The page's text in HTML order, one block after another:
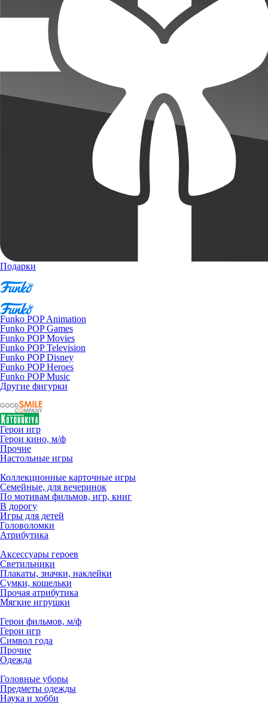
Подарки
Funko POP Animation
Funko POP Games
Funko POP Movies
Funko POP Television
Funko POP Disney
Funko POP Heroes
Funko POP Music
Другие фигурки
Герои игр
Герои кино, м/ф
Прочие
Настольные игры
Коллекционные карточные игры
Семейные, для вечеринок
По мотивам фильмов, игр, книг
В дорогу
Игры для детей
Головоломки
Атрибутика
Аксессуары героев
Светильники
Плакаты, значки, наклейки
Сумки, кошельки
Прочая атрибутика
Мягкие игрушки
Герои фильмов, м/ф
Герои игр
Символ года
Прочие
Одежда
Головные уборы
Предметы одежды
Наука и хобби